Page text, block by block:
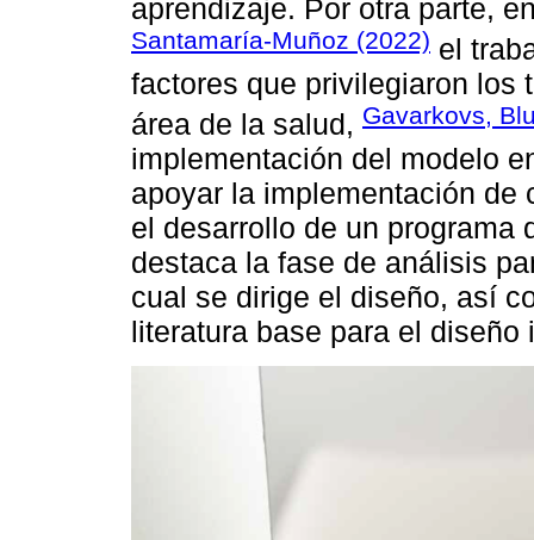
aprendizaje. Por otra parte,
Santamaría-Muñoz (2022) el
factores que privilegiaron los
área de la salud, Gavarkovs,
implementación del modelo
apoyar la implementación de
el desarrollo de un programa
destaca la fase de análisis
cual se dirige el diseño, así
literatura base para el diseño